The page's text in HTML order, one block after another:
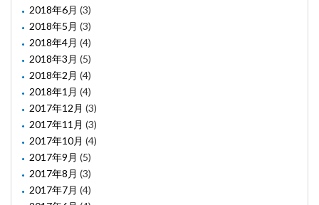
2018年6月 (3)
2018年5月 (3)
2018年4月 (4)
2018年3月 (5)
2018年2月 (4)
2018年1月 (4)
2017年12月 (3)
2017年11月 (3)
2017年10月 (4)
2017年9月 (5)
2017年8月 (3)
2017年7月 (4)